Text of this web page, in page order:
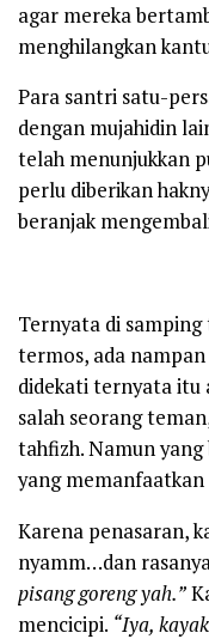
agar mereka
menghilangkan
Para santri satu-
dengan mujahidin
telah menunjukkan
perlu diberikan
beranjak
Ternyata di
termos, ada nampan
didekati ternyata itu
salah seorang
tahfizh. Namun
yang memanfaatkan
Karena penasaran,
nyamm…dan
pisang goreng yah.”
mencicipi. “Iya,